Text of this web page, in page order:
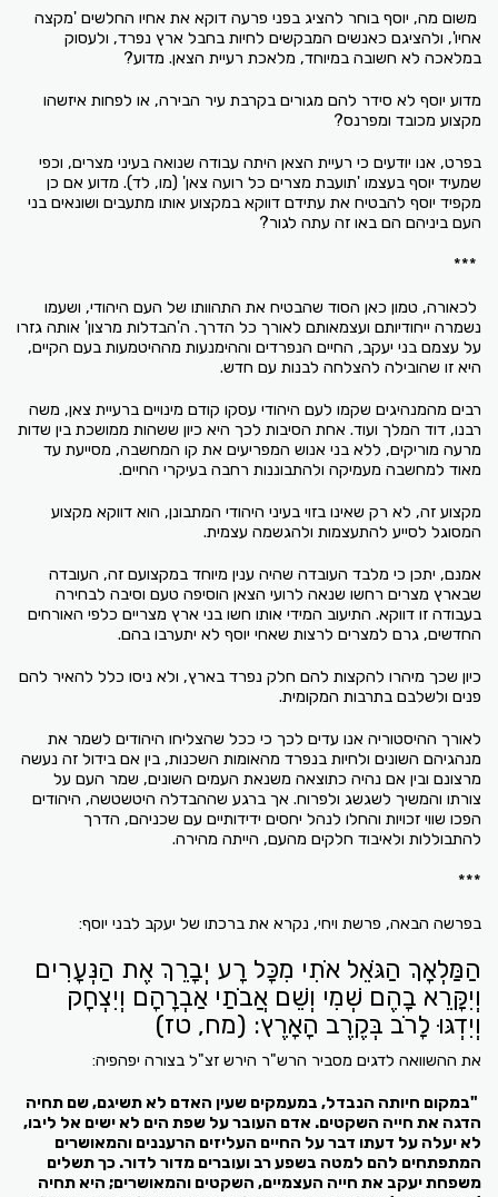
משום מה, יוסף בוחר להציג בפני פרעה דוקא את אחיו החלשים 'מקצה
אחיו', ולהציגם כאנשים המבקשים לחיות בחבל ארץ נפרד, ולעסוק
במלאכה לא חשובה במיוחד, מלאכת רעיית הצאן. מדוע?
מדוע יוסף לא סידר להם מגורים בקרבת עיר הבירה, או לפחות איזשהו
מקצוע מכובד ומפרנס?
בפרט, אנו יודעים כי רעיית הצאן היתה עבודה שנואה בעיני מצרים, וכפי
שמעיד יוסף בעצמו 'תועבת מצרים כל רועה צאן' (מו, לד). מדוע אם כן
מקפיד יוסף להבטיח את עתידם דווקא במקצוע אותו מתעבים ושונאים בני
העם ביניהם הם באו זה עתה לגור?
***
לכאורה, טמון כאן הסוד שהבטיח את התהוותו של העם היהודי, ושעמו
נשמרה ייחודיותם ועצמאותם לאורך כל הדרך. ה'הבדלות מרצון' אותה גזרו
על עצמם בני יעקב, החיים הנפרדים וההימנעות מההיטמעות בעם הקיים,
היא זו שהובילה להצלחה לבנות עם חדש.
רבים מהמנהיגים שקמו לעם היהודי עסקו קודם מינויים ברעיית צאן, משה
רבנו, דוד המלך ועוד. אחת הסיבות לכך היא כיון ששהות ממושכת בין שדות
מרעה מוריקים, ללא בני אנוש המפריעים את קו המחשבה, מסייעת עד
מאוד למחשבה מעמיקה ולהתבוננות רחבה בעיקרי החיים.
מקצוע זה, לא רק שאינו בזוי בעיני היהודי המתבונן, הוא דווקא מקצוע
המסוגל לסייע להתעצמות ולהגשמה עצמית.
אמנם, יתכן כי מלבד העובדה שהיה ענין מיוחד במקצועם זה, העובדה
שבארץ מצרים רחשו שנאה לרועי הצאן הוסיפה טעם וסיבה לבחירה
בעבודה זו דווקא. התיעוב המידי אותו חשו בני ארץ מצריים כלפי האורחים
החדשים, גרם למצרים לרצות שאחי יוסף לא יתערבו בהם.
כיון שכך מיהרו להקצות להם חלק נפרד בארץ, ולא ניסו כלל להאיר להם
פנים ולשלבם בתרבות המקומית.
לאורך ההיסטוריה אנו עדים לכך כי ככל שהצליחו היהודים לשמר את
מנהגיהם השונים ולחיות בנפרד מהאומות השכנות, בין אם בידול זה נעשה
מרצונם ובין אם נהיה כתוצאה משנאת העמים השונים, שמר העם על
צורתו והמשיך לשגשג ולפרוח. אך ברגע שההבדלה היטשטשה, היהודים
הפכו שווי זכויות והחלו לנהל יחסים ידידותיים עם שכניהם, הדרך
להתבוללות ולאיבוד חלקים מהעם, הייתה מהירה.
***
בפרשה הבאה, פרשת ויחי, נקרא את ברכתו של יעקב לבני יוסף:
הַמַּלְאָךְ הַגֹּאֵל אֹתִי מִכָּל רָע יְבָרֵךְ אֶת הַנְּעָרִים
וְיִקָּרֵא בָהֶם שְׁמִי וְשֵׁם אֲבֹתַי אַבְרָהָם וְיִצְחָק
וְיִדְגּוּ לָרֹב בְּקֶרֶב הָאָרֶץ: (מח, טז)
את ההשוואה לדגים מסביר הרש"ר הירש זצ"ל בצורה יפהפיה:
"במקום חיותה הנבדל, במעמקים שעין האדם לא תשיגם, שם תחיה
הדגה את חייה השקטים. אדם העובר על שפת הים לא ישים אל ליבו,
לא יעלה על דעתו דבר על החיים העליזים הרעננים והמאושרים
המתפתחים להם למטה בשפע רב ועוברים מדור לדור. כך תשלים
משפחת יעקב את חייה העצמיים, השקטים והמאושרים; היא תחיה